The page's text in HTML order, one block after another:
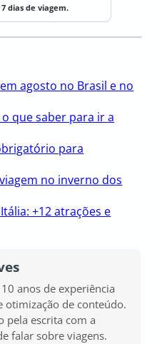
dias de viagem.
agosto no Brasil e no
que saber para ir a
para
no inverno dos
+12 atrações e
anos de experiência
otimização de conteúdo.
pela escrita com a
falar sobre viagens.